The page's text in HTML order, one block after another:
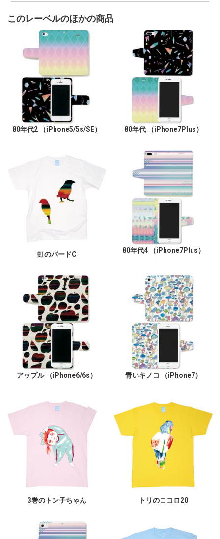
このレーベルのほかの商品
80年代2 （iPhone5/5s/SE） 80年代 （iPhone7Plus）
虹のバードC
80年代4 （iPhone7Plus）
アップル （iPhone6/6s） 青いキノコ （iPhone7）
3巻のトン子ちゃん トリのココロ20